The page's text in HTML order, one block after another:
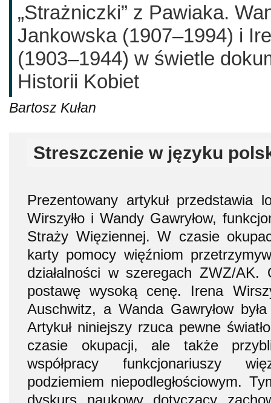
„Strażniczki” z Pawiaka.
Jankowska (1907–1994) i
(1903–1944) w świetle
Historii Kobiet
Bartosz Kułan
Streszczenie w języku
Prezentowany artykuł przedstawia
Wirszyłło i Wandy Gawryłow,
Straży Więziennej. W czasie
karty pomocy więźniom
działalności w szeregach ZWZ/AK.
postawę wysoką cenę. Irena
Auschwitz, a Wanda Gawryłow
Artykuł niniejszy rzuca pewne
czasie okupacji, ale także
współpracy funkcjonariuszy
podziemiem niepodległościowym.
dyskurs naukowy dotyczący